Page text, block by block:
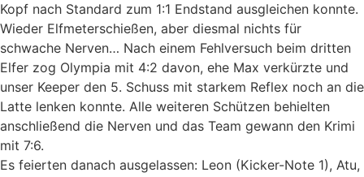
Kopf nach Standard zum 1:1 Endstand ausgleichen konnte.
Wieder Elfmeterschießen, aber diesmal nichts für
schwache Nerven… Nach einem Fehlversuch beim dritten
Elfer zog Olympia mit 4:2 davon, ehe Max verkürzte und
unser Keeper den 5. Schuss mit starkem Reflex noch an die
Latte lenken konnte. Alle weiteren Schützen behielten
anschließend die Nerven und das Team gewann den Krimi
mit 7:6.
Es feierten danach ausgelassen: Leon (Kicker-Note 1), Atu,